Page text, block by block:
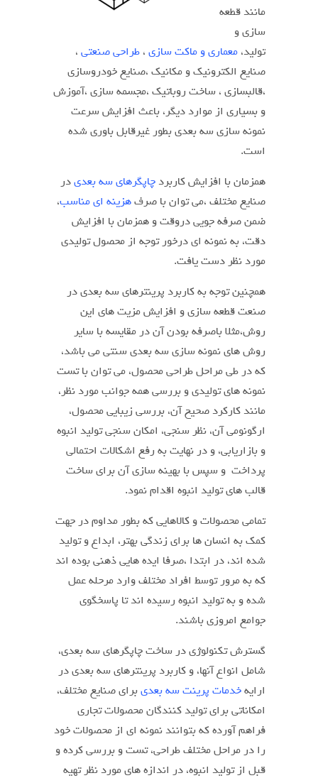
مانند قطعه
سازی و
تولید، معماری و ماکت سازی ، طراحی صنعتی ،
صنایع الکترونیک و مکانیک ،صنایع خودروسازی
،قالبسازی ، ساخت روباتیک ،مجسمه سازی ،آموزش
و بسیاری از موارد دیگر، باعث افزایش سرعت
نمونه سازی سه بعدی بطور غیرقابل باوری شده
است.
همزمان با افزایش کاربرد چاپگرهای سه بعدی در
صنایع مختلف ،می توان با صرف هزینه ای مناسب،
ضمن صرفه جویی دروقت و همزمان با افزایش
دقت، به نمونه ای درخور توجه از محصول تولیدی
مورد نظر دست یافت.
همچنین توجه به کاربرد پرینترهای سه بعدی در
صنعت قطعه سازی و افزایش مزیت های این
روش،مثلا باصرفه بودن آن در مقایسه با سایر
روش های نمونه سازی سه بعدی سنتی می باشد،
که در طی مراحل طراحی محصول، می توان با تست
نمونه های تولیدی و بررسی همه جوانب مورد نظر،
مانند کارکرد صحیح آن، بررسی زیبایی محصول،
ارگونومی آن، نظر سنجی، امکان سنجی تولید انبوه
و بازاریابی، و در نهایت به رفع اشکالات احتمالی
پرداخت و سپس با بهینه سازی آن برای ساخت
قالب های تولید انبوه اقدام نمود.
تمامی محصولات و کالاهایی که بطور مداوم در جهت
کمک به انسان ها برای زندگی بهتر، ابداع و تولید
شده اند، در ابتدا ،صرفا ایده هایی ذهنی بوده اند
که به مرور توسط افراد مختلف وارد مرحله عمل
شده و به تولید انبوه رسیده اند تا پاسخگوی
جوامع امروزی باشند.
گسترش تکنولوژی در ساخت چاپگرهای سه بعدی،
شامل انواع آنها، و کاربرد پرینترهای سه بعدی در
ارایه خدمات پرینت سه بعدی برای صنایع مختلف،
امکاناتی برای تولید کنندگان محصولات تجاری
فراهم آورده که بتوانند نمونه ای از محصولات خود
را در مراحل مختلف طراحی، تست و بررسی کرده و
قبل از تولید انبوه، در اندازه های مورد نظر تهیه